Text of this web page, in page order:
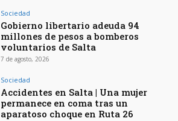
Sociedad
Gobierno libertario adeuda 94
millones de pesos a bomberos
voluntarios de Salta
7 de agosto, 2026
Sociedad
Accidentes en Salta | Una mujer
permanece en coma tras un
aparatoso choque en Ruta 26